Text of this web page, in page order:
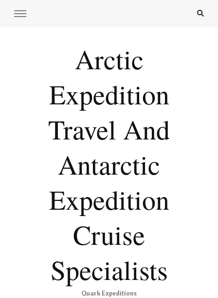
Arctic
Expedition
Travel And
Antarctic
Expedition
Cruise
Specialists
Quark Expeditions